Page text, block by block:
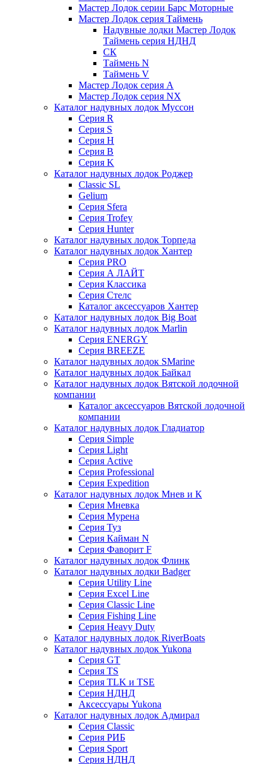
Мастер Лодок серии Барс Моторные
Мастер Лодок серия Таймень
Надувные лодки Мастер Лодок
Таймень серия НДНД
СК
Таймень N
Таймень V
Мастер Лодок серия А
Мастер Лодок серия NX
Каталог надувных лодок Муссон
Серия R
Серия S
Серия H
Серия B
Серия K
Каталог надувных лодок Роджер
Classic SL
Gelium
Серия Sfera
Серия Trofey
Серия Hunter
Каталог надувных лодок Торпеда
Каталог надувных лодок Хантер
Серия PRO
Серия А ЛАЙТ
Серия Классика
Серия Стелс
Каталог аксессуаров Хантер
Каталог надувных лодок Big Boat
Каталог надувных лодок Marlin
Серия ENERGY
Серия BREEZE
Каталог надувных лодок SMarine
Каталог надувных лодок Байкал
Каталог надувных лодок Вятской лодочной
компании
Каталог аксессуаров Вятской лодочной
компании
Каталог надувных лодок Гладиатор
Серия Simple
Серия Light
Серия Active
Серия Professional
Серия Expedition
Каталог надувных лодок Мнев и К
Серия Мневка
Серия Мурена
Серия Туз
Серия Кайман N
Серия Фаворит F
Каталог надувных лодок Флинк
Каталог надувных лодки Badger
Серия Utility Line
Серия Excel Line
Серия Classic Line
Серия Fishing Line
Серия Heavy Duty
Каталог надувных лодок RiverBoats
Каталог надувных лодок Yukona
Серия GT
Серия TS
Серия TLK и TSE
Серия НДНД
Аксессуары Yukona
Каталог надувных лодок Адмирал
Серия Classic
Серия РИБ
Серия Sport
Серия НДНД